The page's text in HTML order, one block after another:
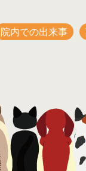
院内での出来事